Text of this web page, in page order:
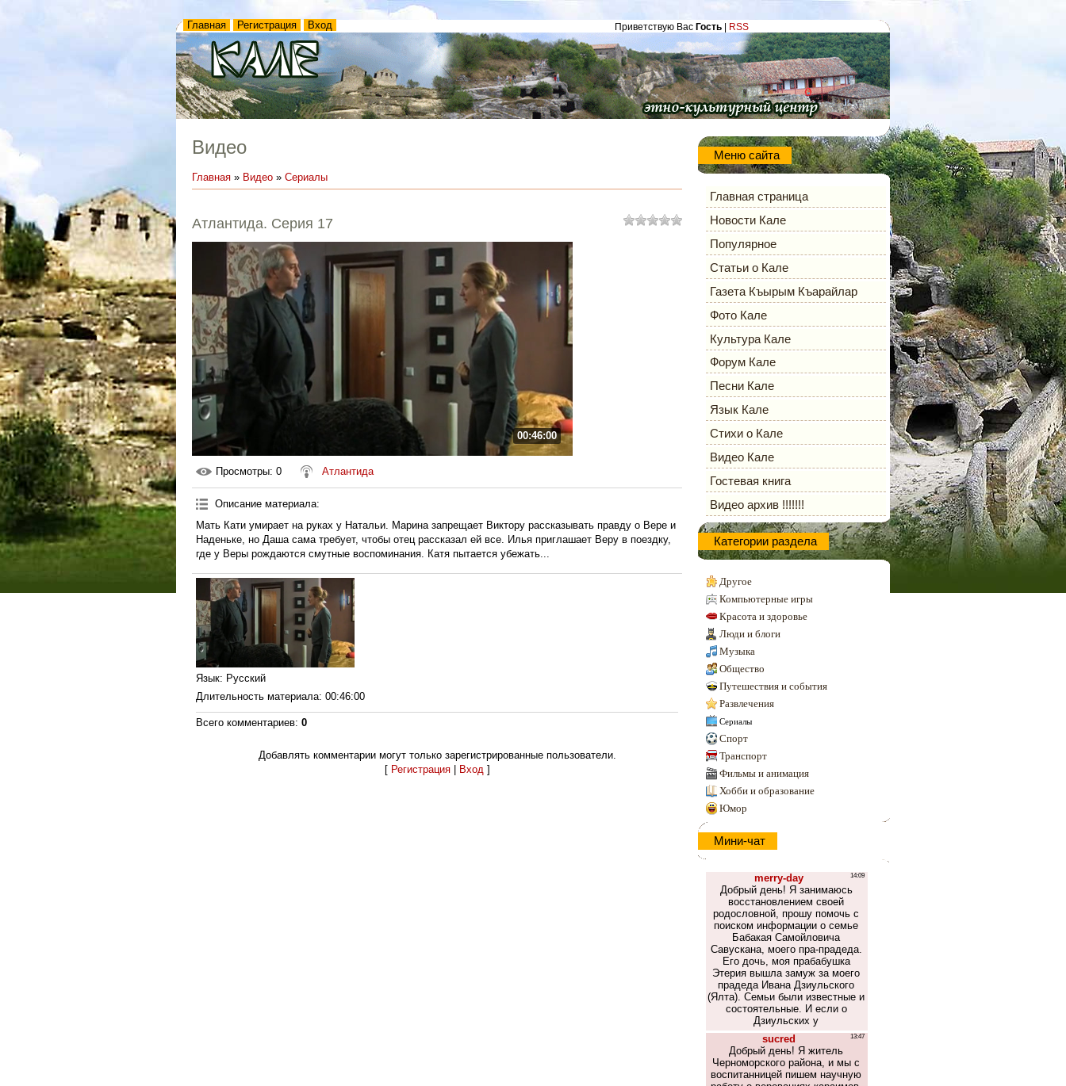
Приветствую Вас Гость RSS
Главная Регистрация Вход
Видео
Главная » Видео » Сериалы
Атлантида. Серия 17
00:46:00
Просмотры: 0 Атлантида
Описание материала:
Мать Кати умирает на руках у Натальи. Марина запрещает Виктору рассказывать правду о Вере и
Наденьке, но Даша сама требует, чтобы отец рассказал ей все. Илья приглашает Веру в поездку,
где у Веры рождаются смутные воспоминания. Катя пытается убежать...
Язык: Русский
Длительность материала: 00:46:00
Всего комментариев: 0
Добавлять комментарии могут только зарегистрированные пользователи.
[ Регистрация| Вход ]
Меню сайта
Главная страница
Новости Кале
Популярное
Статьи о Кале
Газета Къырым Къарайлар
Фото Кале
Культура Кале
Форум Кале
Песни Кале
Язык Кале
Стихи о Кале
Видео Кале
Гостевая книга
Видео архив !!!!!!!
Категории раздела
Другое
Компьютерные игры
Красота и здоровье
Люди и блоги
Музыка
Общество
Путешествия и события
Развлечения
Сериалы
Спорт
Транспорт
Фильмы и анимация
Хобби и образование
Юмор
Мини-чат